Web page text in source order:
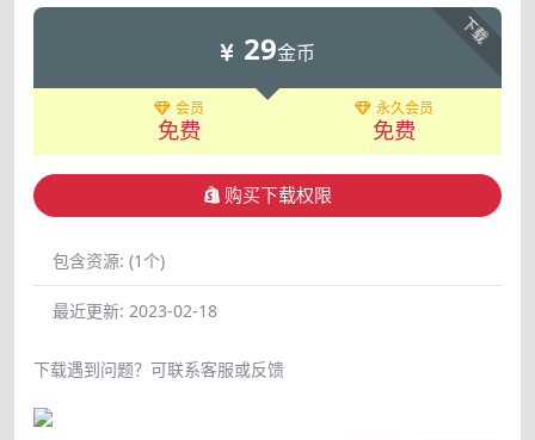
下载
29金币
会员
免费
永久会员
免费
购买下载权限
包含资源: (1个)
最近更新: 2023-02-18
下载遇到问题？可联系客服或反馈